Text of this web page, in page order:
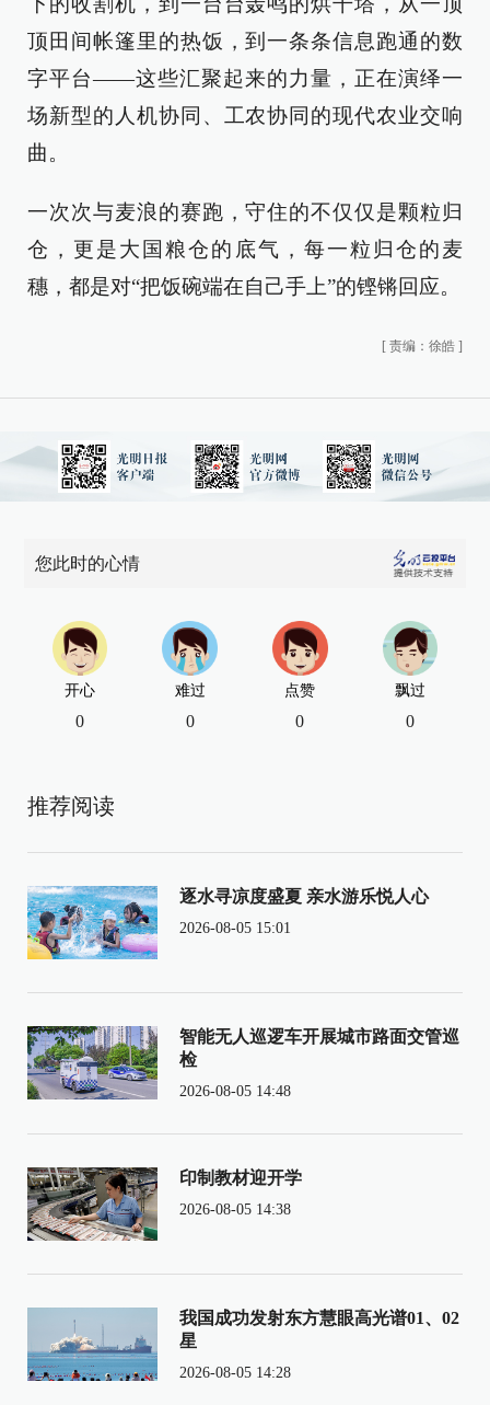
顶田间帐篷里的热饭，到一条条信息跑通的数
字平台——这些汇聚起来的力量，正在演绎一
场新型的人机协同、工农协同的现代农业交响
曲。
一次次与麦浪的赛跑，守住的不仅仅是颗粒归
仓，更是大国粮仓的底气，每一粒归仓的麦
穗，都是对“把饭碗端在自己手上”的铿锵回应。
[ 责编：徐皓 ]
您此时的心情
开心
0
难过
0
点赞
0
飘过
0
推荐阅读
逐水寻凉度盛夏 亲水游乐悦人心
2026-08-05 15:01
智能无人巡逻车开展城市路面交管巡
检
2026-08-05 14:48
印制教材迎开学
2026-08-05 14:38
我国成功发射东方慧眼高光谱01、02
星
2026-08-05 14:28